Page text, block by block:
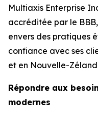
Multiaxis Enterprise
accréditée par le
envers des pratiques
confiance avec ses
et en Nouvelle-
Répondre aux
modernes